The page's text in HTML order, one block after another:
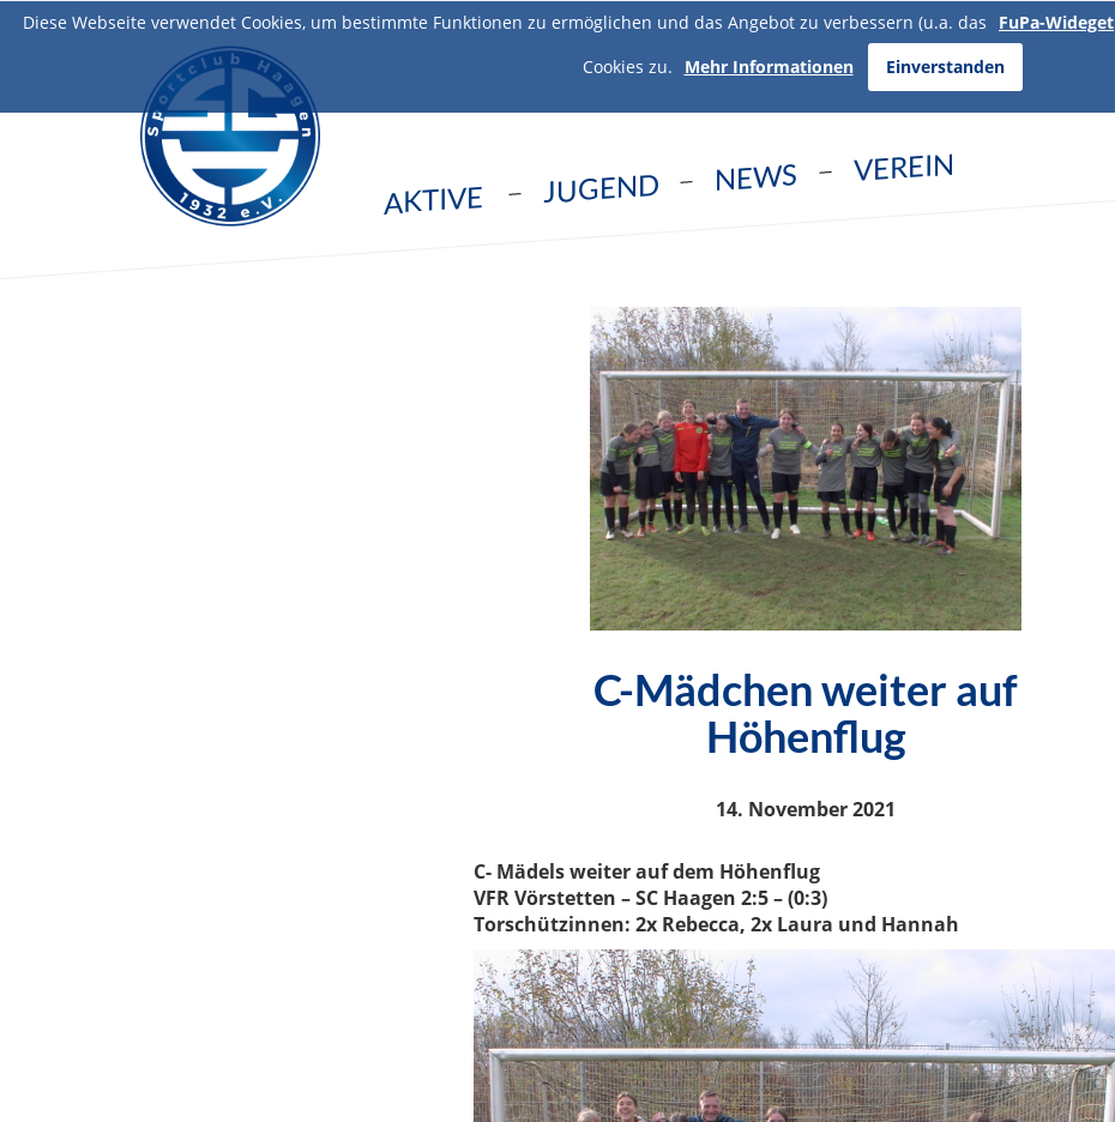
AKTIVE JUGEND NEWS VEREIN
C-Mädchen weiter auf
Höhenflug
14. November 2021
C- Mädels weiter auf dem Höhenflug
VFR Vörstetten – SC Haagen 2:5 – (0:3)
Torschützinnen: 2x Rebecca, 2x Laura und Hannah
Diese Webseite verwendet Cookies, um bestimmte Funktionen zu ermöglichen und das Angebot zu verbessern (u.a. das FuPa-Wideget
Cookies zu.
Mehr Informationen Einverstanden